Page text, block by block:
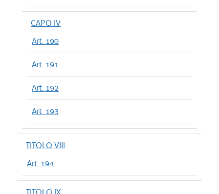
CAPO IV
Art. 190
Art. 191
Art. 192
Art. 193
TITOLO VIII
Art. 194